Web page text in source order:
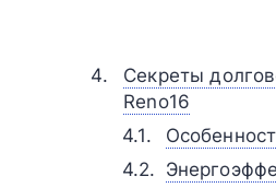
Секреты
Reno16